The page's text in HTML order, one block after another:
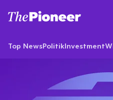
Top NewsPolitikInvestment